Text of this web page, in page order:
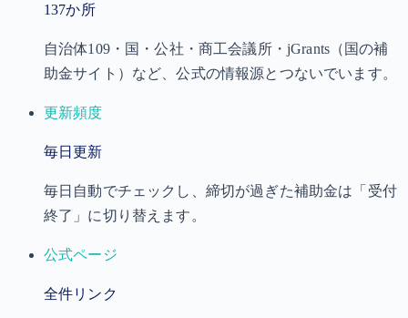
137か所
自治体109・国・公社・商工会議所・jGrants（国の補
助金サイト）など、公式の情報源とつないでいます。
更新頻度
毎日更新
毎日自動でチェックし、締切が過ぎた補助金は「受付
終了」に切り替えます。
公式ページ
全件リンク